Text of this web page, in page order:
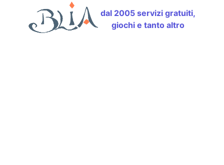
dal 2005 servizi gratuiti,
giochi e tanto altro